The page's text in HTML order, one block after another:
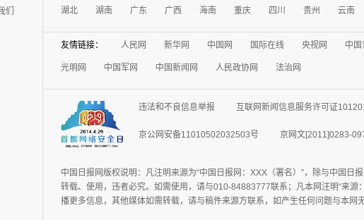
们 湖北 湖南 广东 广西 海南 重庆 四川 贵州 云南
友情链接： 人民网 新华网 中国网 国际在线 央视网 中国
光明网 中国军网 中国新闻网 人民政协网 法治网
违法和不良信息举报 互联网新闻信息服务许可证
京公网安备11010502032503号 京网文[2011]0283-
中国日报网版权说明：凡注明来源为“中国日报网：XXX（署名）”，除与中国
转载、使用，违者必究。如需使用，请与010-84883777联系；凡本网注明“来
播更多信息，其他媒体如需转载，请与稿件来源方联系，如产生任何问题与本网无